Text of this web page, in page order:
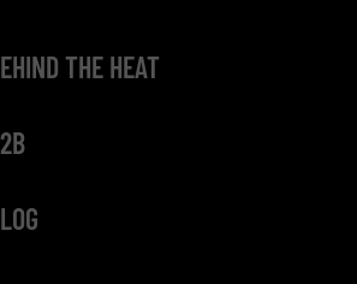
THE HEAT